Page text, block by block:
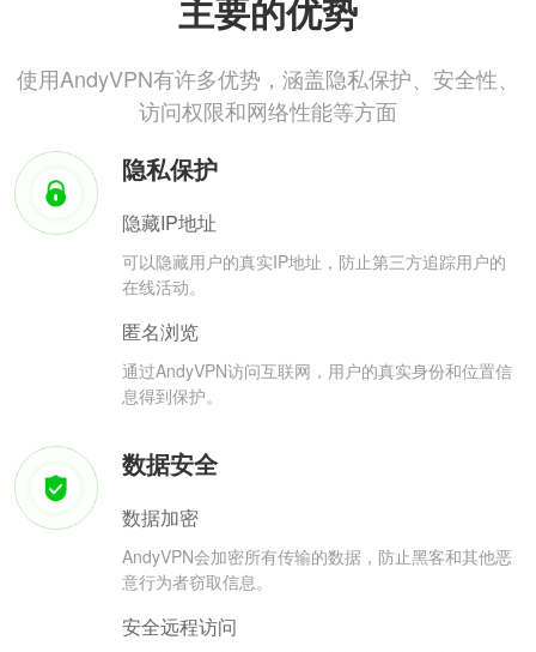
主要的优势
使用AndyVPN有许多优势，涵盖隐私保护、安全性、
访问权限和网络性能等方面
隐私保护
隐藏IP地址
可以隐藏用户的真实IP地址，防止第三方追踪用户的
在线活动。
匿名浏览
通过AndyVPN访问互联网，用户的真实身份和位置信
息得到保护。
数据安全
数据加密
AndyVPN会加密所有传输的数据，防止黑客和其他恶
意行为者窃取信息。
安全远程访问